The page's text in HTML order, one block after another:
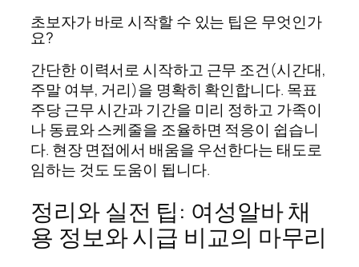
초보자가 바로 시작할 수 있는 팁은 무엇인가
요?
간단한 이력서로 시작하고 근무 조건(시간대,
주말 여부, 거리)을 명확히 확인합니다. 목표
주당 근무 시간과 기간을 미리 정하고 가족이
나 동료와 스케줄을 조율하면 적응이 쉽습니
다. 현장 면접에서 배움을 우선한다는 태도로
임하는 것도 도움이 됩니다.
정리와 실전 팁: 여성알바 채
용 정보와 시급 비교의 마무리